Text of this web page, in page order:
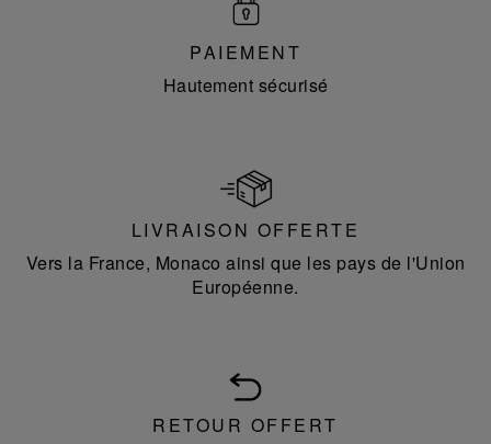
PAIEMENT
Hautement sécurisé
LIVRAISON OFFERTE
Vers la France, Monaco ainsi que les pays de l'Union
Européenne.
RETOUR OFFERT